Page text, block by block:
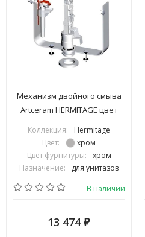
Механизм двойного смыва
Artceram HERMITAGE цвет
Коллекция:
Hermitage
Цвет:
хром
Цвет фурнитуры:
хром
Назначение:
для унитазов
В наличии
13 474 ₽